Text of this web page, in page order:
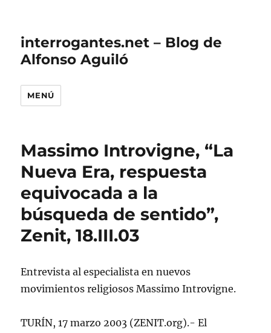
interrogantes.net – Blog de
Alfonso Aguiló
MENÚ
Massimo Introvigne, “La
Nueva Era, respuesta
equivocada a la
búsqueda de sentido”,
Zenit, 18.III.03
Entrevista al especialista en nuevos
movimientos religiosos Massimo Introvigne.
TURÍN, 17 marzo 2003 (ZENIT.org).- El